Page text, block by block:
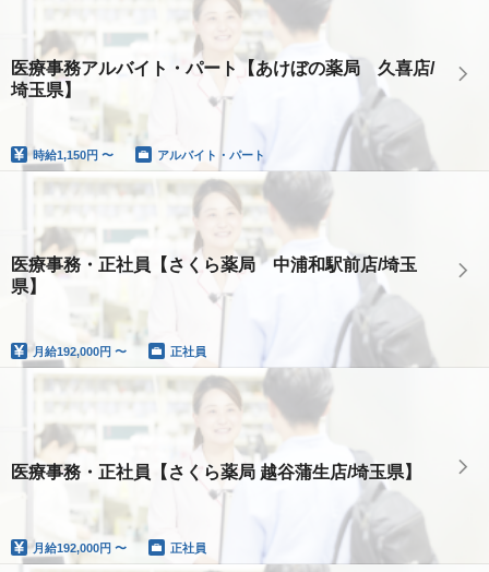
医療事務アルバイト・パート【あけぼの薬局 久喜店/
埼玉県】
時給1,150円 〜 アルバイト・パート
医療事務・正社員【さくら薬局 中浦和駅前店/埼玉
県】
月給192,000円 〜 正社員
医療事務・正社員【さくら薬局 越谷蒲生店/埼玉県】
月給192,000円 〜 正社員